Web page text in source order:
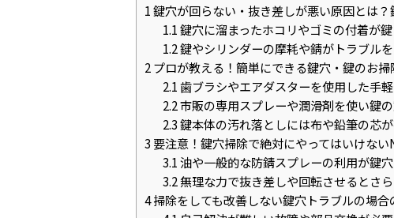
1鍵穴が回らない・抜き差しが悪い原因とは
1.1鍵穴に溜まったホコリやゴミの付着が
1.2鍵やシリンダーの摩耗や錆がトラブル
2プロが教える！簡単にできる鍵穴・鍵のお
2.1歯ブラシやエアダスターを使用した手
2.2市販の専用スプレーや潤滑剤を使い鍵
2.3鍵本体の汚れ落としには布や鉛筆の芯
3 要注意！鍵穴掃除で絶対にやってはいけな
3.1油や一般的な防錆スプレーの利用が鍵
3.2無理な力で抜き差しや回転させるとさ
4掃除をしても改善しない鍵穴トラブルの場